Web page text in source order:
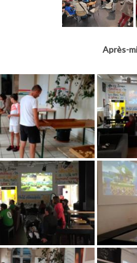
Après-